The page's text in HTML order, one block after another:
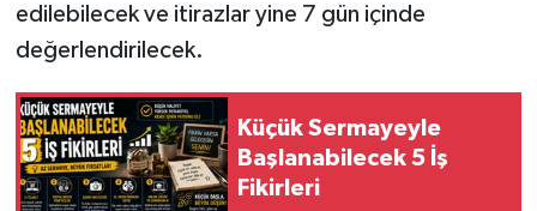
edilebilecek ve itirazlar yine 7 gün içinde
değerlendirilecek.
Küçük Sermayeyle
Başlanabilecek 5 İş
Fikirleri